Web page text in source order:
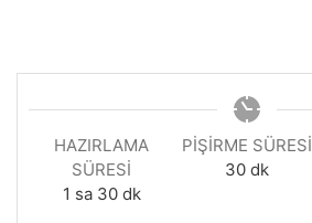
HAZIRLAMA
SÜRESI
1 saat
sa 30dakika
dk
PIŞIRME SÜRESI
30dakika
dk